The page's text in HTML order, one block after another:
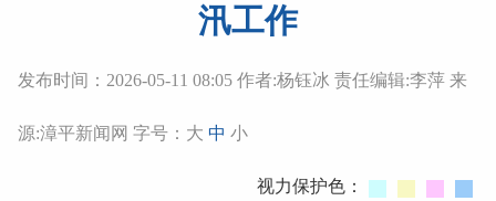
汛工作
发布时间：2026-05-11 08:05 作者:杨钰冰 责任编辑:李萍 来
源:漳平新闻网 字号： 大 中 小
视力保护色：